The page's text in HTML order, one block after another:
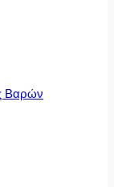
Βαρών